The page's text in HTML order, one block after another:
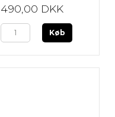
490,00 DKK
Køb